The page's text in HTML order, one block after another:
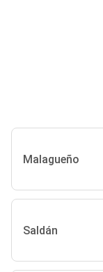
Malagueño
Saldán